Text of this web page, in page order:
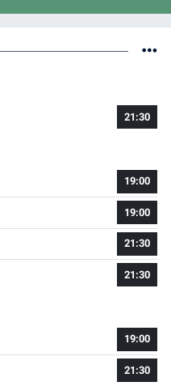
21:30
19:00
19:00
21:30
21:30
19:00
21:30